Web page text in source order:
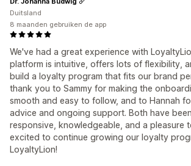
We've had a great experience with
platform is intuitive, offers lots of flexibility,
build a loyalty program that fits our brand
thank you to Sammy for making the
smooth and easy to follow, and to Hannah
advice and ongoing support. Both have
responsive, knowledgeable, and a pleasure
excited to continue growing our loyalty
LoyaltyLion!
Duitsland
8 maanden gebruiken de app